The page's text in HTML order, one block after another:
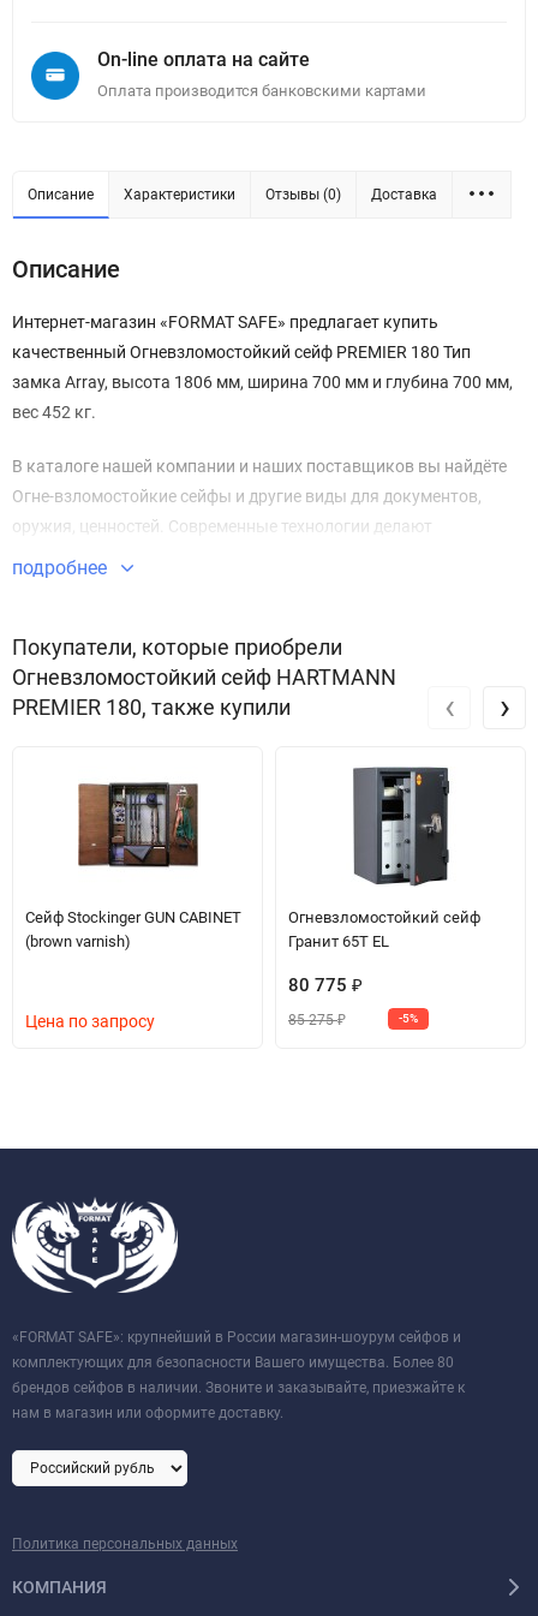
On-line оплата на сайте
Оплата производится банковскими картами
Описание Характеристики Отзывы (0) Доставка
Описание
Интернет-магазин «FORMAT SAFE» предлагает купить
качественный Огневзломостойкий сейф PREMIER 180 Тип
замка Array, высота 1806 мм, ширина 700 мм и глубина 700 мм,
вес 452 кг.
В каталоге нашей компании и наших поставщиков вы найдёте
Огне-взломостойкие сейфы и другие виды для документов,
оружия, ценностей. Современные технологии делают
Огневзломостойкий сейф PREMIER 180 безупречным в плане
Звоните по телефону +7 495 220 33 01
подробнее
Покупатели, которые приобрели
Огневзломостойкий сейф HARTMANN
PREMIER 180, также купили
Сейф Stockinger GUN CABINET
(brown varnish)
Цена по запросу
Огневзломостойкий сейф
Гранит 65T EL
80 775 ₽
85 275₽ -5%
‹ ›
«FORMAT SAFE»: крупнейший в России магазин-шоурум сейфов и
комплектующих для безопасности Вашего имущества. Более 80
брендов сейфов в наличии. Звоните и заказывайте, приезжайте к
нам в магазин или оформите доставку.
Политика персональных данных
КОМПАНИЯ